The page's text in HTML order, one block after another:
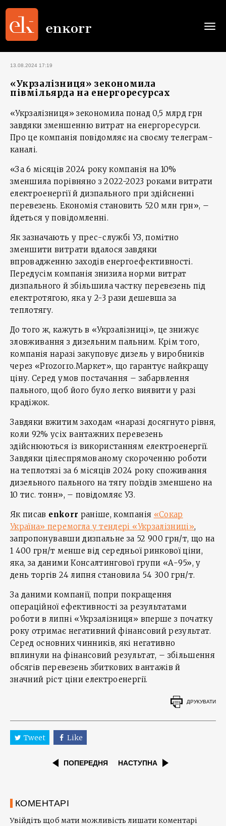
13.08.2024 17:19
«Укрзалізниця» зекономила
півмільярда на енергоресурсах
«Укрзалізниця» зекономила понад 0,5 млрд грн
завдяки зменшенню витрат на енергоресурси.
Про це компанія повідомляє на своєму телеграм-
каналі.
«За 6 місяців 2024 року компанія на 10%
зменшила порівняно з 2022-2023 роками витрати
електроенергії й дизпального при здійсненні
перевезень. Економія становить 520 млн грн», –
йдеться у повідомленні.
Як зазначають у прес-службі УЗ, помітно
зменшити витрати вдалося завдяки
впровадженню заходів енергоефективності.
Передусім компанія знизила норми витрат
дизпального й збільшила частку перевезень під
електротягою, яка у 2-3 рази дешевша за
теплотягу.
До того ж, кажуть в «Укрзалізниці», це знижує
зловживання з дизельним пальним. Крім того,
компанія наразі закуповує дизель у виробників
через «Prozorro.Маркет», що гарантує найкращу
ціну. Серед умов постачання – забарвлення
пального, щоб його було легко виявити у разі
крадіжок.
Завдяки вжитим заходам «наразі досягнуто рівня,
коли 92% усіх вантажних перевезень
здійснюються із використанням електроенергії.
Завдяки цілеспрямованому скороченню роботи
на теплотязі за 6 місяців 2024 року споживання
дизельного пального на тягу поїздів зменшено на
10 тис. тонн», – повідомляє УЗ.
Як писав enkorr раніше, компанія «Сокар
Україна» перемогла у тендері «Укрзалізниці»,
запропонувавши дизпальне за 52 900 грн/т, що на
1 400 грн/т менше від середньої ринкової ціни,
яка, за даними Консалтингової групи «А-95», у
день торгів 24 липня становила 54 300 грн/т.
За даними компанії, попри покращення
операційної ефективності за результатами
роботи в липні «Укрзалізниця» вперше з початку
року отримає негативний фінансовий результат.
Серед основних чинників, які негативно
вплинули на фінансовий результат, – збільшення
обсягів перевезень збиткових вантажів й
значний ріст ціни електроенергії.
ДРУКУВАТИ
Tweet Like
ПОПЕРЕДНЯ НАСТУПНА
КОМЕНТАРІ
Увійдіть щоб мати можливість лишати коментарі